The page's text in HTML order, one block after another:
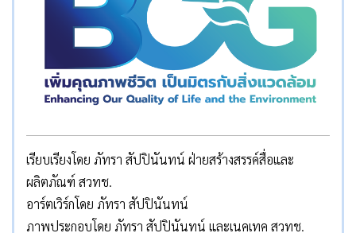
เรียบเรียงโดย ภัทรา สัปปินันทน์ ฝ่ายสร้างสรรค์สื่อและ
ผลิตภัณฑ์ สวทช.
อาร์ตเวิร์กโดย ภัทรา สัปปินันทน์
ภาพประกอบโดย ภัทรา สัปปินันทน์ และเนคเทค สวทช.